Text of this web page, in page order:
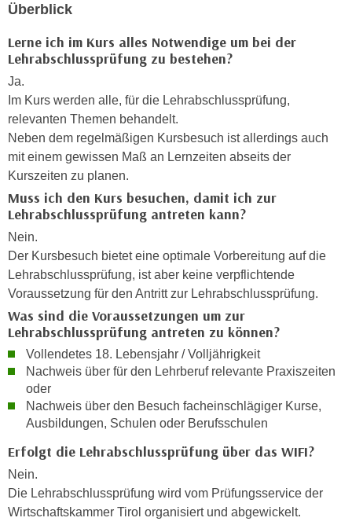
Überblick
Lerne ich im Kurs alles Notwendige um bei der
Lehrabschlussprüfung zu bestehen?
Ja.
Im Kurs werden alle, für die Lehrabschlussprüfung,
relevanten Themen behandelt.
Neben dem regelmäßigen Kursbesuch ist allerdings auch
mit einem gewissen Maß an Lernzeiten abseits der
Kurszeiten zu planen.
Muss ich den Kurs besuchen, damit ich zur
Lehrabschlussprüfung antreten kann?
Nein.
Der Kursbesuch bietet eine optimale Vorbereitung auf die
Lehrabschlussprüfung, ist aber keine verpflichtende
Voraussetzung für den Antritt zur Lehrabschlussprüfung.
Was sind die Voraussetzungen um zur
Lehrabschlussprüfung antreten zu können?
Vollendetes 18. Lebensjahr / Volljährigkeit
Nachweis über für den Lehrberuf relevante Praxiszeiten
oder
Nachweis über den Besuch facheinschlägiger Kurse,
Ausbildungen, Schulen oder Berufsschulen
Erfolgt die Lehrabschlussprüfung über das WIFI?
Nein.
Die Lehrabschlussprüfung wird vom Prüfungsservice der
Wirtschaftskammer Tirol organisiert und abgewickelt.
e
w
c
k
e
n
u
n
d
u
m
f
ü
r
S
i
e
r
l
v
a
n
t
o
i
e
-
S
e
t
z
u
n
g
z
u
s
t
i
m
e
,
l
a
n
g